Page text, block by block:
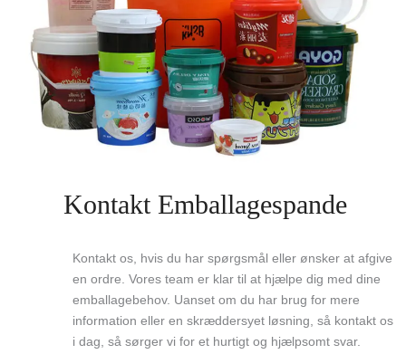
Kontakt Emballagespande
Kontakt os, hvis du har spørgsmål eller ønsker at afgive
en ordre. Vores team er klar til at hjælpe dig med dine
emballagebehov. Uanset om du har brug for mere
information eller en skræddersyet løsning, så kontakt os
i dag, så sørger vi for et hurtigt og hjælpsomt svar.